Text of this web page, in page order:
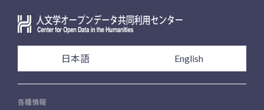
日本語 English
各種情報